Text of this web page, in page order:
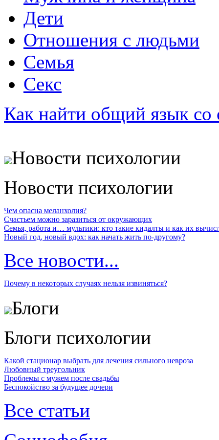
Дети
Отношения с людьми
Семья
Секс
Как найти общий язык со
Новости психологии
Новости психологии
Чем опасна меланхолия?
Счастьем можно заразиться от окружающих
Семья, работа и… мультики: кто такие кидалты и как их
Новый год, новый вдох: как начать жить по-другому?
Все новости...
Почему в некоторых случаях нельзя извиняться?
Блоги
Блоги психологии
Какой стационар выбрать для лечения сильного невроза
Любовный треугольник
Проблемы с мужем после свадьбы
Беспокойство за будущее дочери
Все статьи